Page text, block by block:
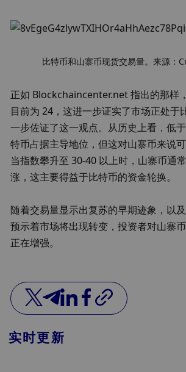
比特币和山寨币现货交易量。来源：
正如 Blockchaincenter.net 指出的那样
目前为 24，这进一步证实了市场正处于
一步佐证了这一观点。从历史上看，低
特币占据主导地位，但这对山寨币来说可
当指数攀升至 30-40 以上时，山寨币通
涨，这主要得益于比特币的资金轮换。
随着交易量显示出复苏的早期迹象，以
预示着市场将出现转变，投资者对山寨
正在增强。
实时更新